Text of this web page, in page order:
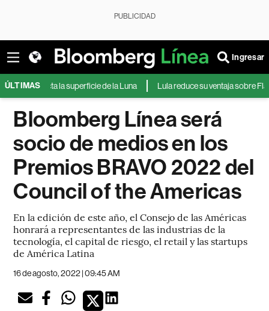
PUBLICIDAD
Ingresar
ÚLTIMAS
impacta la superficie de la Luna Lula reduce su ventaja sobre Flávio
Bloomberg Línea será
socio de medios en los
Premios BRAVO 2022 del
Council of the Americas
En la edición de este año, el Consejo de las Américas
honrará a representantes de las industrias de la
tecnología, el capital de riesgo, el retail y las startups
de América Latina
16 de agosto, 2022 | 09:45 AM